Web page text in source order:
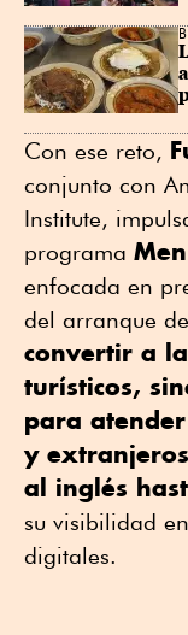
Con ese reto,
conjunto con
Institute,
programa
enfocada en
del arranque
convertir a
turísticos,
para
y
al inglés
su visibilidad
digitales.